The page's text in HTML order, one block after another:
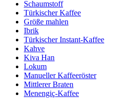
Schaumstoff
Türkischer Kaffee
Größe mahlen
Ibrik
Türkischer Instant-Kaffee
Kahve
Kiva Han
Lokum
Manueller Kaffeeröster
Mittlerer Braten
Menengiç-Kaffee